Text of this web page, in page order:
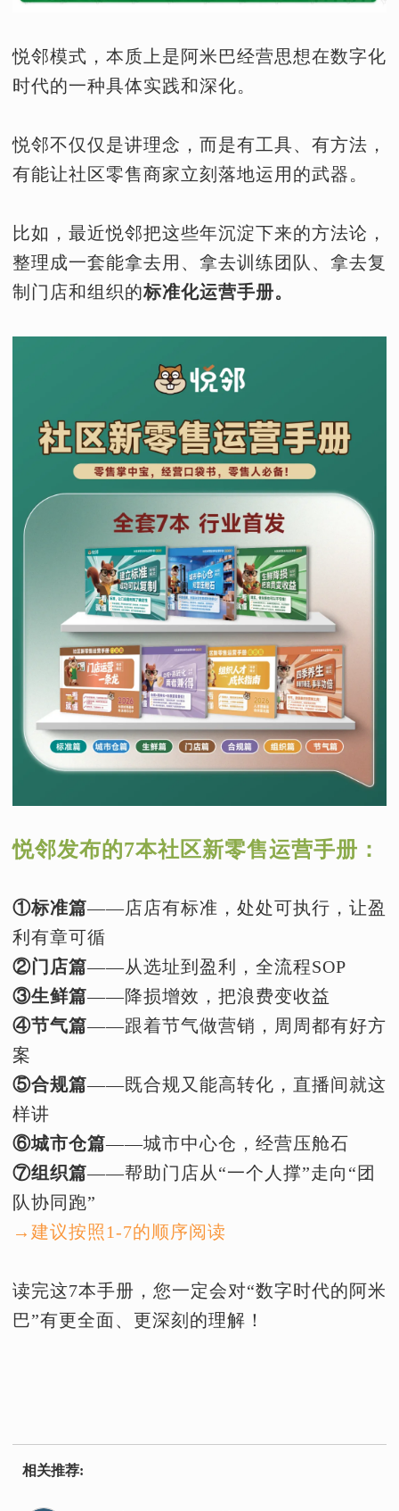
悦邻模式，本质上是阿米巴经营思想在数字化
时代的一种具体实践和深化。
悦邻不仅仅是讲理念，而是有工具、有方法，
有能让社区零售商家立刻落地运用的武器。
比如，最近悦邻把这些年沉淀下来的方法论，
整理成一套能拿去用、拿去训练团队、拿去复
制门店和组织的标准化运营手册。
悦邻发布的7本社区新零售运营手册：
①标准篇——店店有标准，处处可执行，让盈
利有章可循
②门店篇——从选址到盈利，全流程SOP
③生鲜篇——降损增效，把浪费变收益
④节气篇——跟着节气做营销，周周都有好方
案
⑤合规篇——既合规又能高转化，直播间就这
样讲
⑥城市仓篇——城市中心仓，经营压舱石
⑦组织篇——帮助门店从“一个人撑”走向“团
队协同跑”
→建议按照1-7的顺序阅读
读完这7本手册，您一定会对“数字时代的阿米
巴”有更全面、更深刻的理解！
相关推荐: